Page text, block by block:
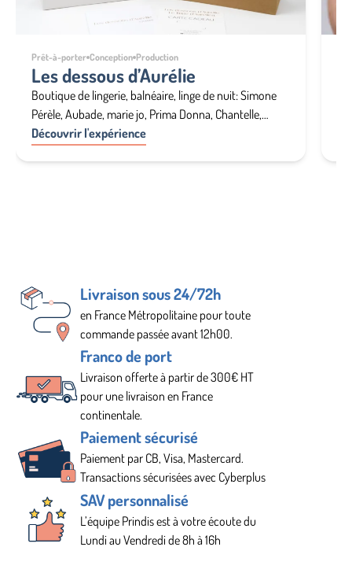
Prêt-à-porter Conception Production
Les dessous d’Aurélie
Boutique de lingerie, balnéaire, linge de nuit: Simone
Pérèle, Aubade, marie jo, Prima Donna, Chantelle,
Lejaby, Mey, Arthur, Schiesser, Falke, Cyell, Annette
Découvrir l'expérience
Livraison sous 24/72h
en France Métropolitaine pour toute
commande passée avant 12h00.
Franco de port
Livraison offerte à partir de 300€ HT
pour une livraison en France
continentale.
Paiement sécurisé
Paiement par CB, Visa, Mastercard.
Transactions sécurisées avec Cyberplus
SAV personnalisé
L’équipe Prindis est à votre écoute du
Lundi au Vendredi de 8h à 16h